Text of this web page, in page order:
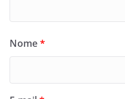
Nome*